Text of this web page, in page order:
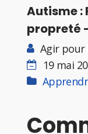
Autisme :
propreté
Agir pour
19 mai